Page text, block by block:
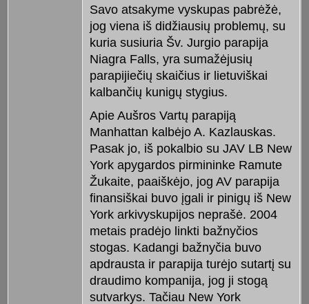
Savo atsakyme vyskupas pabrėžė,
jog viena iš didžiausių problemų, su
kuria susiuria Šv. Jurgio parapija
Niagra Falls, yra sumažėjusių
parapijiečių skaičius ir lietuviškai
kalbančių kunigų stygius.
Apie Aušros Vartų parapiją
Manhattan kalbėjo A. Kazlauskas.
Pasak jo, iš pokalbio su JAV LB New
York apygardos pirmininke Ramute
Žukaite, paaiškėjo, jog AV parapija
finansiškai buvo įgali ir pinigų iš New
York arkivyskupijos neprašė. 2004
metais pradėjo linkti bažnyčios
stogas. Kadangi bažnyčia buvo
apdrausta ir parapija turėjo sutartį su
draudimo kompanija, jog ji stogą
sutvarkys. Tačiau New York